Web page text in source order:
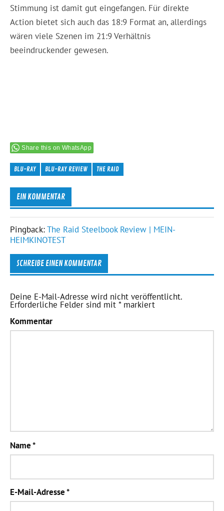
Stimmung ist damit gut eingefangen. Für direkte
Action bietet sich auch das 18:9 Format an, allerdings
wären viele Szenen im 21:9 Verhältnis
beeindruckender gewesen.
Share this on WhatsApp
BLU-RAY BLU-RAY REVIEW THE RAID
EIN KOMMENTAR
Pingback:The Raid Steelbook Review | MEIN-
HEIMKINOTEST
SCHREIBE EINEN KOMMENTAR
Deine E-Mail-Adresse wird nicht veröffentlicht.
Erforderliche Felder sind mit*markiert
Kommentar
Name*
E-Mail-Adresse*